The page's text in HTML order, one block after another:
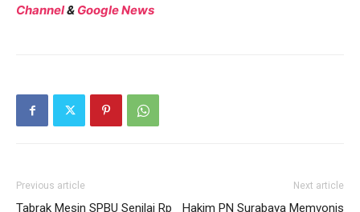
Channel& Google News
Previous article
Tabrak Mesin SPBU Senilai Rp
Next article
Hakim PN Surabaya Memvonis